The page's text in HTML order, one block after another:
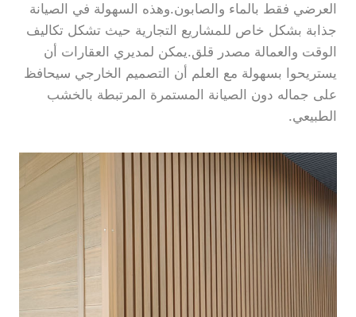
العرضي فقط بالماء والصابون.وهذه السهولة في الصيانة
جذابة بشكل خاص للمشاريع التجارية حيث تشكل تكاليف
الوقت والعمالة مصدر قلق.يمكن لمديري العقارات أن
يستريحوا بسهولة مع العلم أن التصميم الخارجي سيحافظ
على جماله دون الصيانة المستمرة المرتبطة بالخشب
الطبيعي.